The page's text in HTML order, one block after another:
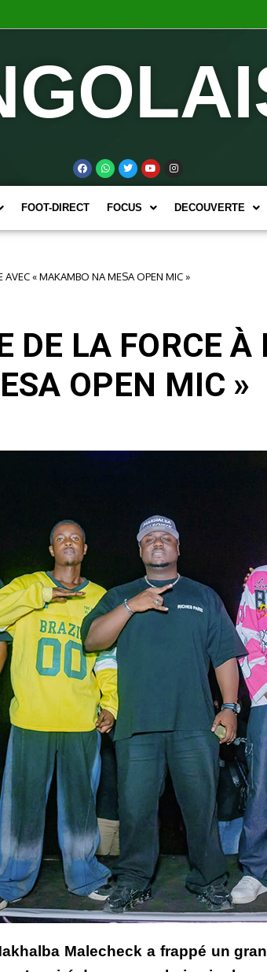
FOOT-DIRECT FOCUS DECOUVERTE
AVEC « MAKAMBO NA MESA OPEN MIC »
LA FORCE À
OPEN MIC »
Malecheck a frappé un